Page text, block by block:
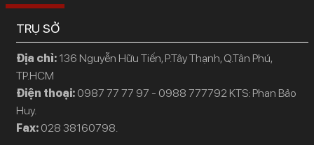
TRỤ SỞ
Địa chỉ: 136 Nguyễn Hữu Tiến, P.Tây Thạnh, Q.Tân Phú,
TP.HCM
Điện thoại: 0987 77 77 97 - 0988 777792 KTS: Phan Bảo
Huy.
Fax: 028 38160798.